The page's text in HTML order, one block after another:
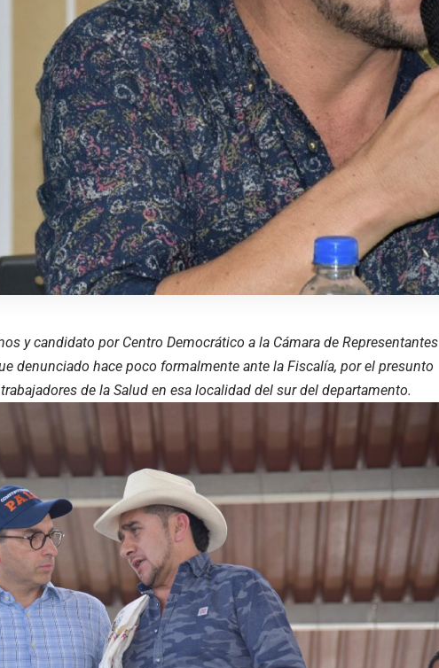
y candidato por Centro Democrático a la Cámara de Representantes
denunciado hace poco formalmente ante la Fiscalía, por el presunto
de la Salud en esa localidad del sur del departamento.